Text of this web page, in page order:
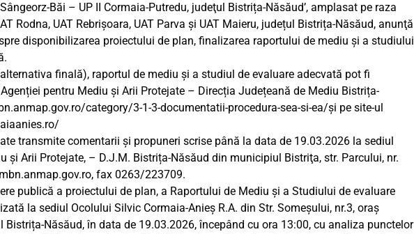
Băi – UP II Cormaia-Putredu, judeţul Bistrița-Năsăud’, amplasat pe raza
Rodna, UAT Rebrișoara, UAT Parva și UAT Maieru, județul Bistrița-Năsăud, anunţă
disponibilizarea proiectului de plan, finalizarea raportului de mediu și a studiului
finală), raportul de mediu și a studiul de evaluare adecvată pot fi
pentru Mediu și Arii Protejate – Direcția Județeană de Mediu Bistrița-
category/3-1-3-documentatii-procedura-sea-si-ea/și pe site-ul
transmite comentarii și propuneri scrise până la data de 19.03.2026 la sediul
și Arii Protejate, – D.J.M. Bistrița-Năsăud din municipiul Bistriţa, str. Parcului, nr.
, fax 0263/223709.
publică a proiectului de plan, a Raportului de Mediu și a Studiului de evaluare
la sediul Ocolului Silvic Cormaia-Anieș R.A. din Str. Someșului, nr.3, oraș
Bistrița-Năsăud, în data de 19.03.2026, începând cu ora 13:00, cu analiza punctelor